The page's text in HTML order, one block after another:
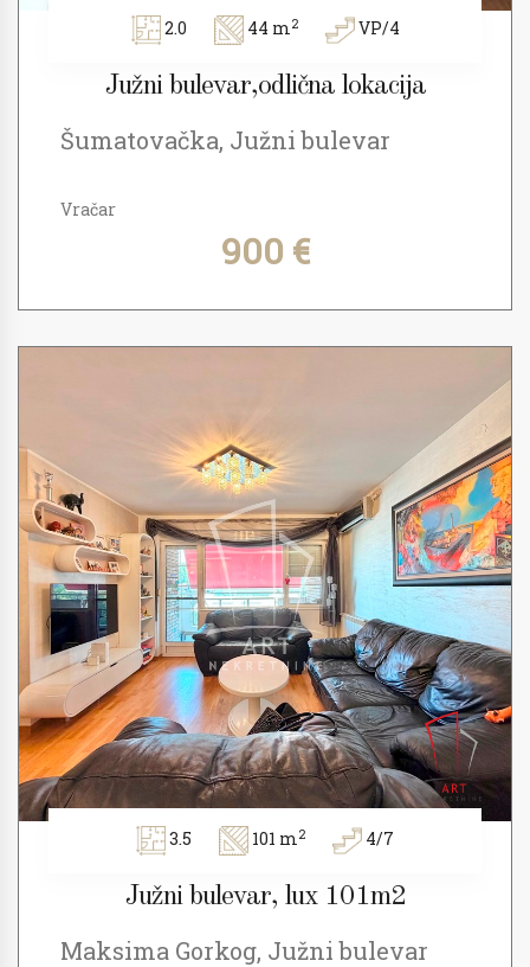
2.0 44 m2 VP/4
Južni bulevar,odlična lokacija
Šumatovačka, Južni bulevar
Vračar
900 €
3.5 101 m2 4/7
Južni bulevar, lux 101m2
Maksima Gorkog, Južni bulevar